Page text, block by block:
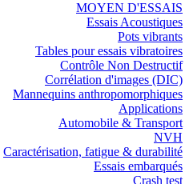
MOYEN D'ESSAIS
Essais Acoustiques
Pots vibrants
Tables pour essais vibratoires
Contrôle Non Destructif
Corrélation d'images (DIC)
Mannequins anthropomorphiques
Applications
Automobile & Transport
NVH
Caractérisation, fatigue & durabilité
Essais embarqués
Crash test